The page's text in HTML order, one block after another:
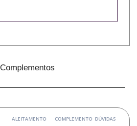
Complementos
ALEITAMENTO
COMPLEMENTO DÚVIDAS